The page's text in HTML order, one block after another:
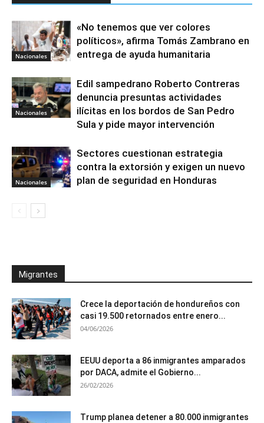
Nacionales
«No tenemos que ver colores
políticos», afirma Tomás Zambrano en
entrega de ayuda humanitaria
Nacionales
Edil sampedrano Roberto Contreras
denuncia presuntas actividades
ilícitas en los bordos de San Pedro
Sula y pide mayor intervención
Nacionales
Sectores cuestionan estrategia
contra la extorsión y exigen un nuevo
plan de seguridad en Honduras
Migrantes
Crece la deportación de hondureños con
casi 19.500 retornados entre enero...
04/06/2026
EEUU deporta a 86 inmigrantes amparados
por DACA, admite el Gobierno...
26/02/2026
Trump planea detener a 80.000 inmigrantes